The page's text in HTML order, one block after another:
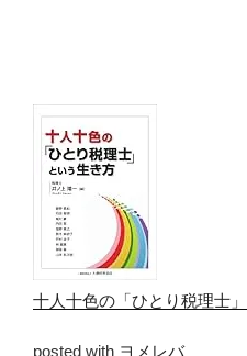
十人十色の「ひとり税理士
posted with ヨメレバ